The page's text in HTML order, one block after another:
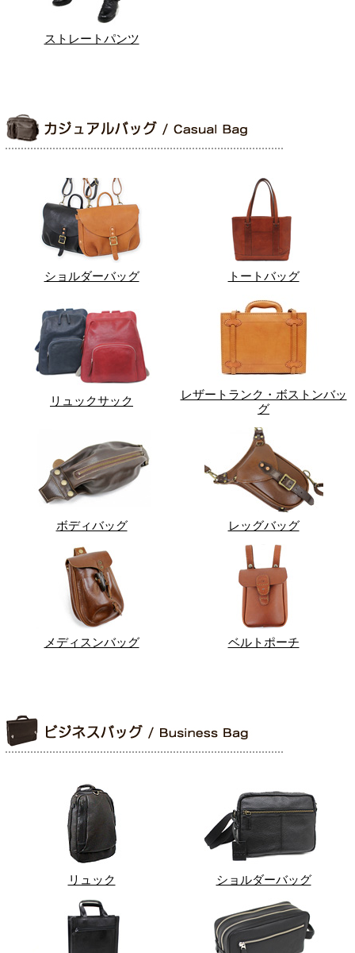
ストレートパンツ
ショルダーバッグ トートバッグ
リュックサック
レザートランク・ボストンバッ
グ
ボディバッグ レッグバッグ
メディスンバッグ ベルトポーチ
リュック ショルダーバッグ